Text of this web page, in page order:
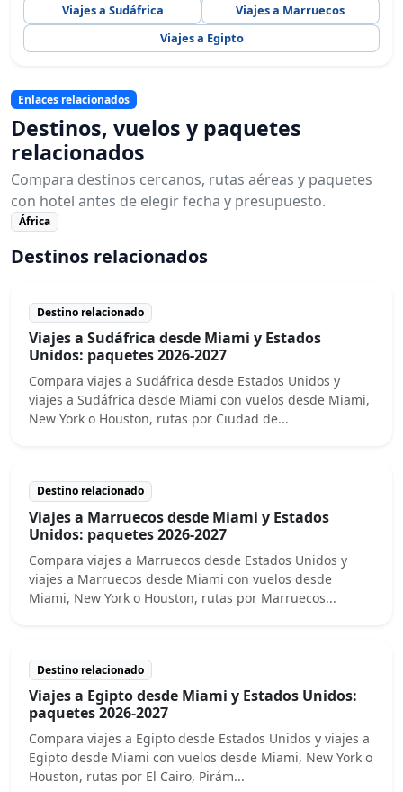
Viajes a Sudáfrica
Viajes a Marruecos
Viajes a Egipto
Enlaces relacionados
Destinos, vuelos y paquetes
relacionados
Compara destinos cercanos, rutas aéreas y paquetes
con hotel antes de elegir fecha y presupuesto.
África
Destinos relacionados
Destino relacionado
Viajes a Sudáfrica desde Miami y Estados
Unidos: paquetes 2026-2027
Compara viajes a Sudáfrica desde Estados Unidos y
viajes a Sudáfrica desde Miami con vuelos desde Miami,
New York o Houston, rutas por Ciudad de...
Destino relacionado
Viajes a Marruecos desde Miami y Estados
Unidos: paquetes 2026-2027
Compara viajes a Marruecos desde Estados Unidos y
viajes a Marruecos desde Miami con vuelos desde
Miami, New York o Houston, rutas por Marruecos...
Destino relacionado
Viajes a Egipto desde Miami y Estados Unidos:
paquetes 2026-2027
Compara viajes a Egipto desde Estados Unidos y viajes a
Egipto desde Miami con vuelos desde Miami, New York o
Houston, rutas por El Cairo, Pirám...